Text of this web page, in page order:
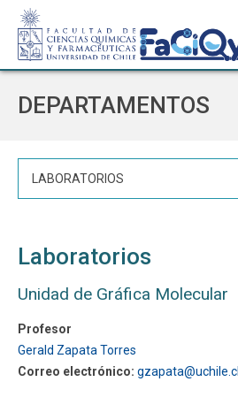
EXTENSIÓN
BIBLIOTECA
DEPARTAMENTOS
LABORATORIOS
Laboratorios
Unidad de Gráfica Molecular
Profesor
Gerald Zapata Torres
Correo electrónico: gzapata@uchile.cl